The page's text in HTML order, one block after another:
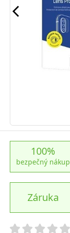
100%
bezpečný nákup
Záruka